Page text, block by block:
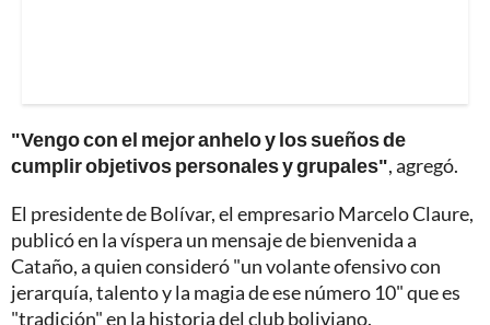
"Vengo con el mejor anhelo y los sueños de
cumplir objetivos personales y grupales", agregó.
El presidente de Bolívar, el empresario Marcelo Claure,
publicó en la víspera un mensaje de bienvenida a
Cataño, a quien consideró "un volante ofensivo con
jerarquía, talento y la magia de ese número 10" que es
"tradición" en la historia del club boliviano.